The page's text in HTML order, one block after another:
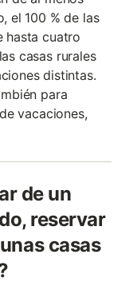
el 100 % de las
hasta cuatro
casas rurales
distintas.
para
vacaciones,
de un
reservar
casas